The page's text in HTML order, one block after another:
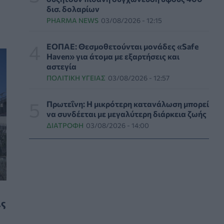
laser για τα μάτια
HEALTH TALK 04/08/2026 - 08:43
Ηπατίτιδα Β: Ένα πρόβλημα δημόσιας υγείας
που μπορεί να εξαλειφθεί
ΥΓΕΊΑ 04/08/2026 - 07:58
γης κάηκαν στη δυτική Αττική τα τελευταία 9
χρόνια
ΕΠΙΚΑΙΡΌΤΗΤΑ 04/08/2026 - 03:37
δισ. δολαρίων
PHARMA NEWS 03/08/2026 - 12:15
ΕΟΠΑΕ: Θεσμοθετούνται μονάδες «Safe
Haven» για άτομα με εξαρτήσεις και
αστεγία
ΠΟΛΙΤΙΚΉ ΥΓΕΊΑΣ 03/08/2026 - 12:57
Πρωτεΐνη: Η μικρότερη κατανάλωση μπορεί
να συνδέεται με μεγαλύτερη διάρκεια ζωής
ΔΙΑΤΡΟΦΉ 03/08/2026 - 14:00